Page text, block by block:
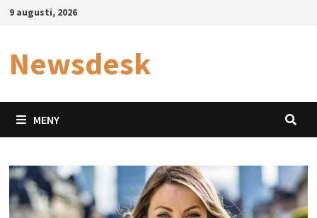
Hoppa
9 augusti, 2026
Newsdesk
MENY